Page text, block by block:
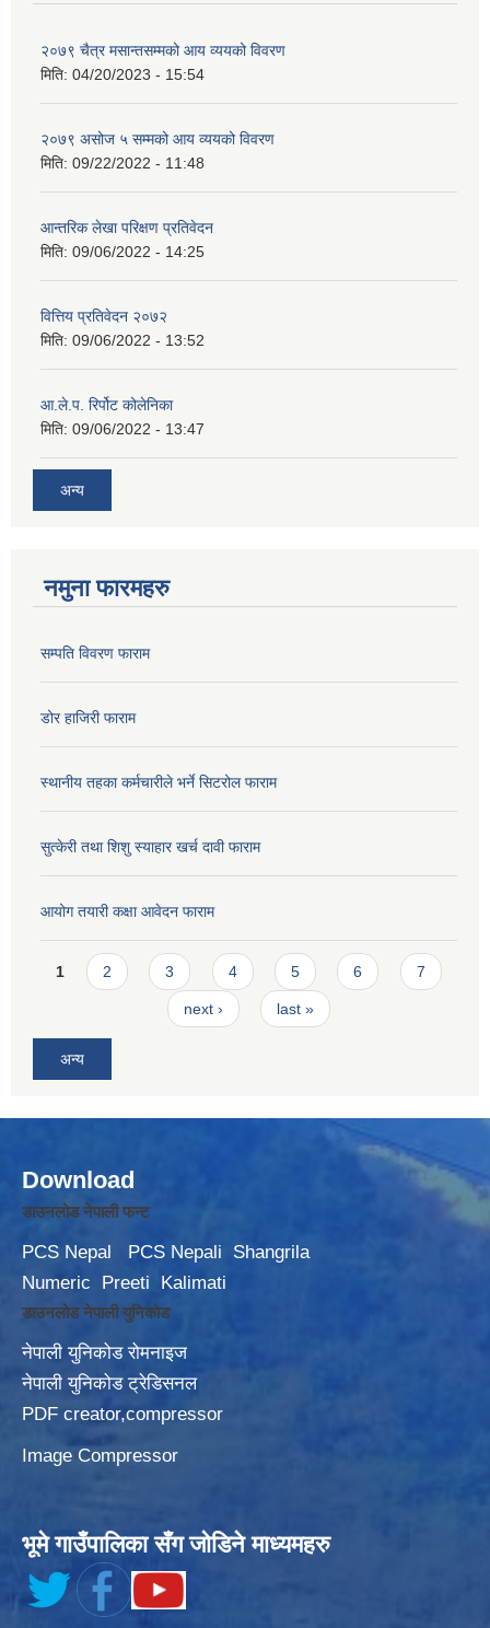
२०७९ चैत्र मसान्तसम्मको आय व्ययको विवरण
मिति: 04/20/2023 - 15:54
२०७९ असोज ५ सम्मको आय व्ययको विवरण
मिति: 09/22/2022 - 11:48
आन्तरिक लेखा परिक्षण प्रतिवेदन
मिति: 09/06/2022 - 14:25
वित्तिय प्रतिवेदन २०७२
मिति: 09/06/2022 - 13:52
आ.ले.प. रिर्पोट कोलेनिका
मिति: 09/06/2022 - 13:47
अन्य
नमुना फारमहरु
सम्पति विवरण फाराम
डोर हाजिरी फाराम
स्थानीय तहका कर्मचारीले भर्ने सिटरोल फाराम
सुत्केरी तथा शिशु स्याहार खर्च दावी फाराम
आयोग तयारी कक्षा आवेदन फाराम
Pages
1 2 3 4 5 6 7
next › last »
अन्य
Download
डाउनलोड नेपाली फन्ट
PCS Nepal PCS Nepali
Shangrila
Numeric
Preeti Kalimati
डाउनलोड नेपाली युनिकोड
नेपाली युनिकोड रोमनाइज
नेपाली युनिकोड ट्रेडिसनल
PDF creator,compressor
Image Compressor
भूमे गाउँपालिका सँग जोडिने माध्यमहरु